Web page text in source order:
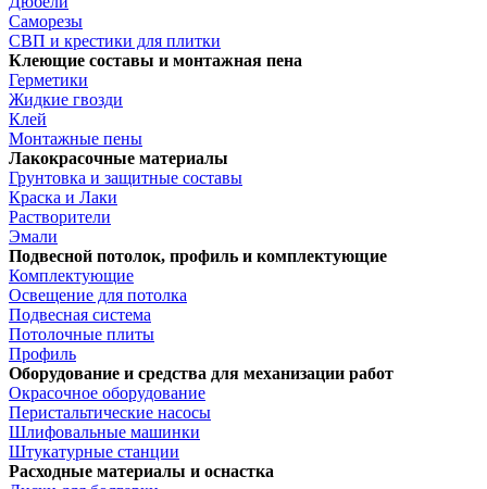
Саморезы
СВП и крестики для плитки
Клеющие составы и монтажная пена
Герметики
Жидкие гвозди
Клей
Монтажные пены
Лакокрасочные материалы
Грунтовка и защитные составы
Краска и Лаки
Растворители
Эмали
Подвесной потолок, профиль и комплектующие
Комплектующие
Освещение для потолка
Подвесная система
Потолочные плиты
Профиль
Оборудование и средства для механизации работ
Окрасочное оборудование
Перистальтические насосы
Шлифовальные машинки
Штукатурные станции
Расходные материалы и оснастка